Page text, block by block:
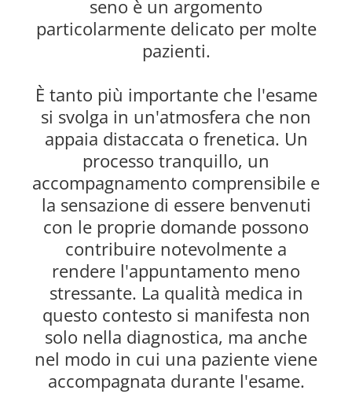
seno è un argomento
particolarmente delicato per molte
pazienti.
È tanto più importante che l'esame
si svolga in un'atmosfera che non
appaia distaccata o frenetica. Un
processo tranquillo, un
accompagnamento comprensibile e
la sensazione di essere benvenuti
con le proprie domande possono
contribuire notevolmente a
rendere l'appuntamento meno
stressante. La qualità medica in
questo contesto si manifesta non
solo nella diagnostica, ma anche
nel modo in cui una paziente viene
accompagnata durante l'esame.